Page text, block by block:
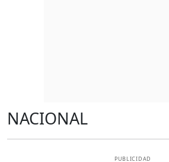
NACIONAL
PUBLICIDAD